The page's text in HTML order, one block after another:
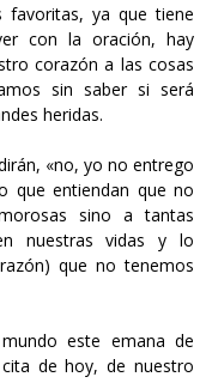
ya que tiene
con la oración, hay
corazón a las cosas
sin saber si será
heridas.
«no, yo no entrego
que entiendan que no
sino a tantas
nuestras vidas y lo
que no tenemos
este emana de
de hoy, de nuestro